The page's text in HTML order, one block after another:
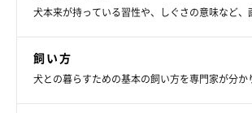
犬本来が持っている習性や、しぐさの意味など、
飼い方
犬との暮らすための基本の飼い方を専門家が分か